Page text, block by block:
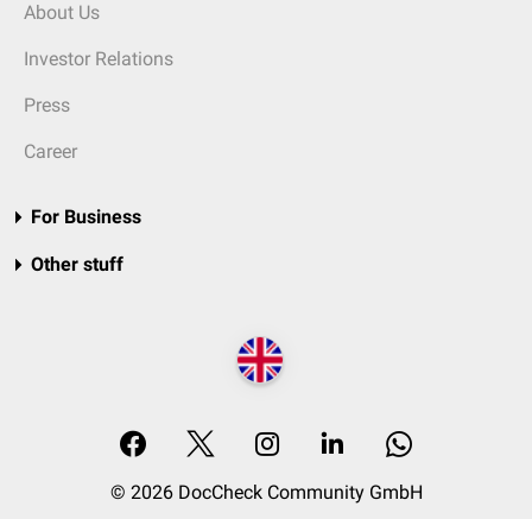
About Us
Investor Relations
Press
Career
For Business
Other stuff
© 2026 DocCheck Community GmbH